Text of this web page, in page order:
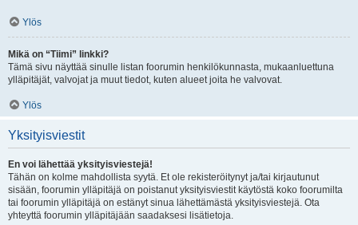
Ylös
Mikä on “Tiimi” linkki?
Tämä sivu näyttää sinulle listan foorumin henkilökunnasta, mukaanluettuna
ylläpitäjät, valvojat ja muut tiedot, kuten alueet joita he valvovat.
Ylös
Yksityisviestit
En voi lähettää yksityisviestejä!
Tähän on kolme mahdollista syytä. Et ole rekisteröitynyt ja/tai kirjautunut
sisään, foorumin ylläpitäjä on poistanut yksityisviestit käytöstä koko foorumilta
tai foorumin ylläpitäjä on estänyt sinua lähettämästä yksityisviestejä. Ota
yhteyttä foorumin ylläpitäjään saadaksesi lisätietoja.